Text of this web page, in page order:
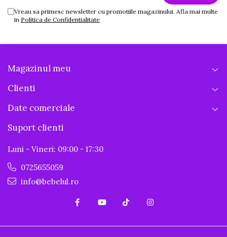
Vreau sa primesc newsletter cu promotiile magazinului. Afla mai multe
in Politica de Confidentialitate
Magazinul meu
Clienti
Date comerciale
Suport clienti
Luni - Vineri: 09:00 - 17:30
0725655059
info@bebelul.ro